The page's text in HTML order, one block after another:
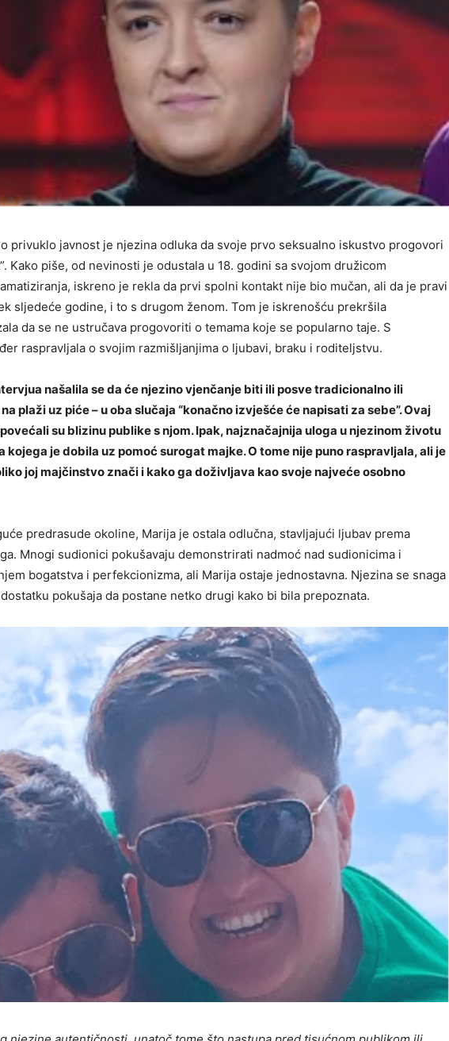
privuklo javnost je njezina odluka da svoje prvo seksualno iskustvo progovori
Kako piše, od nevinosti je odustala u 18. godini sa svojom družicom
iskreno je rekla da prvi spolni kontakt nije bio mučan, ali da je pravi
sljedeće godine, i to s drugom ženom. Tom je iskrenošću prekršila
da se ne ustručava progovoriti o temama koje se popularno taje. S
raspravljala o svojim razmišljanjima o ljubavi, braku i roditeljstvu.
našalila se da će njezino vjenčanje biti ili posve tradicionalno ili
plaži uz piće – u oba slučaja “konačno izvješće će napisati za sebe”. Ovaj
su blizinu publike s njom. Ipak, najznačajnija uloga u njezinom životu
kojega je dobila uz pomoć surogat majke. O tome nije puno raspravljala, ali je
joj majčinstvo znači i kako ga doživljava kao svoje najveće osobno
predrasude okoline, Marija je ostala odlučna, stavljajući ljubav prema
Mnogi sudionici pokušavaju demonstrirati nadmoć nad sudionicima i
bogatstva i perfekcionizma, ali Marija ostaje jednostavna. Njezina se snaga
pokušaja da postane netko drugi kako bi bila prepoznata.